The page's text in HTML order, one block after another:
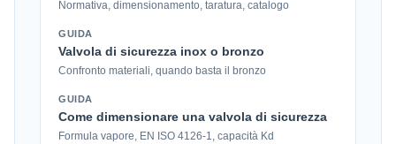
Normativa, dimensionamento, taratura, catalogo
GUIDA
Valvola di sicurezza inox o bronzo
Confronto materiali, quando basta il bronzo
GUIDA
Come dimensionare una valvola di sicurezza
Formula vapore, EN ISO 4126-1, capacità Kd